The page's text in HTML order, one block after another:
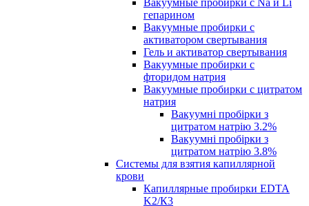
Вакуумные пробирки с Na и Li
гепарином
Вакуумные пробирки с
активатором свертывания
Гель и активатор свертывания
Вакуумные пробирки с
фторидом натрия
Вакуумные пробирки с цитратом
натрия
Вакуумні пробірки з
цитратом натрію 3.2%
Вакуумні пробірки з
цитратом натрію 3.8%
Системы для взятия капиллярной
крови
Капиллярные пробирки EDTA
K2/К3